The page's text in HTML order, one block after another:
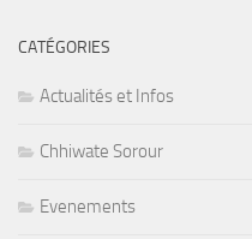
CATÉGORIES
Actualités et Infos
Chhiwate Sorour
Evenements